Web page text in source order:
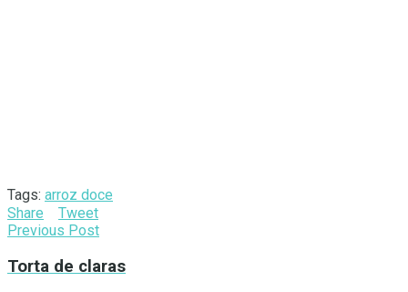
Tags: arroz doce
Share
Tweet
Previous Post
Torta de claras